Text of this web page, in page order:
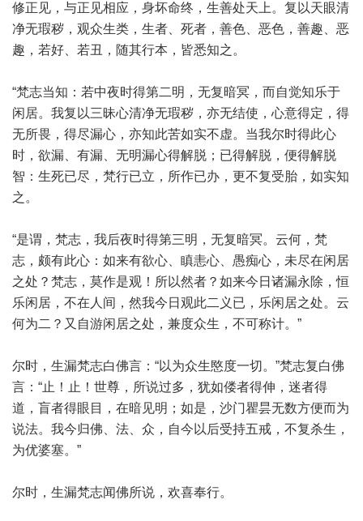
修正见，与正见相应，身坏命终，生善处天上。复以天眼清
净无瑕秽，观众生类，生者、死者，善色、恶色，善趣、恶
趣，若好、若丑，随其行本，皆悉知之。
“梵志当知：若中夜时得第二明，无复暗冥，而自觉知乐于
闲居。我复以三昧心清净无瑕秽，亦无结使，心意得定，得
无所畏，得尽漏心，亦知此苦如实不虚。当我尔时得此心
时，欲漏、有漏、无明漏心得解脱；已得解脱，便得解脱
智：生死已尽，梵行已立，所作已办，更不复受胎，如实知
之。
“是谓，梵志，我后夜时得第三明，无复暗冥。云何，梵
志，颇有此心：如来有欲心、瞋恚心、愚痴心，未尽在闲居
之处？梵志，莫作是观！所以然者？如来今日诸漏永除，恒
乐闲居，不在人间，然我今日观此二义已，乐闲居之处。云
何为二？又自游闲居之处，兼度众生，不可称计。”
尔时，生漏梵志白佛言：“以为众生愍度一切。”梵志复白佛
言：“止！止！世尊，所说过多，犹如偻者得伸，迷者得
道，盲者得眼目，在暗见明；如是，沙门瞿昙无数方便而为
说法。我今归佛、法、众，自今以后受持五戒，不复杀生，
为优婆塞。”
尔时，生漏梵志闻佛所说，欢喜奉行。